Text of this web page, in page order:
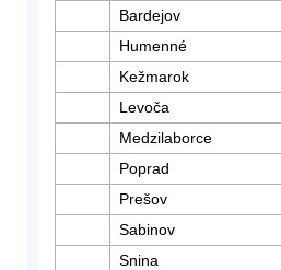
Bardejov
Humenné
Kežmarok
Levoča
Medzilaborce
Poprad
Prešov
Sabinov
Snina